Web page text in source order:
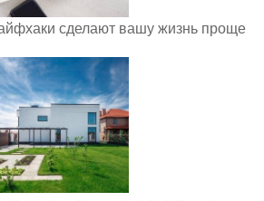
сделают вашу жизнь проще